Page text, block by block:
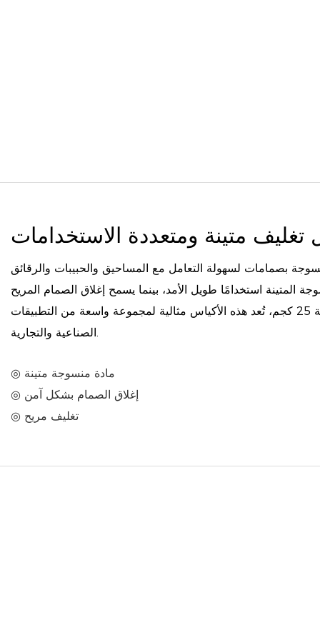
تغليف متينة ومتعددة الاستخدامات
بصمامات لسهولة التعامل مع المساحيق والحبيبات والرقائق
المتينة استخدامًا طويل الأمد، بينما يسمح إغلاق الصمام المريح
بالصب والإغلاق بسلاسة. بسعة 25 كجم، تُعد هذه الأكياس مثالية لمجموعة واسعة من التطبيقات
الصناعية والتجارية.
◎ مادة منسوجة متينة
◎ إغلاق الصمام بشكل آمن
◎ تغليف مريح